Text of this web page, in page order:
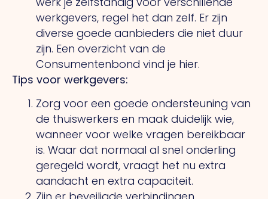
werkgevers, regel het dan zelf. Er zijn
diverse goede aanbieders die niet duur
zijn. Een overzicht van de
Consumentenbond vind je hier.
Tips voor werkgevers:
Zorg voor een goede ondersteuning van
de thuiswerkers en maak duidelijk wie,
wanneer voor welke vragen bereikbaar
is. Waar dat normaal al snel onderling
geregeld wordt, vraagt het nu extra
aandacht en extra capaciteit.